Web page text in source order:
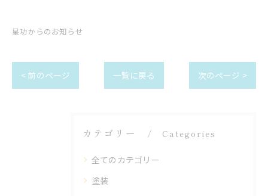
星功からのお知らせ
< 前のページ 一覧に戻る 次のページ >
カテゴリー Categories
全てのカテゴリー
塗装